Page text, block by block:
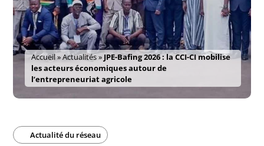
Accueil»Actualités» JPE-Bafing 2026 : la CCI-CI mobilise
les acteurs économiques autour de
l’entrepreneuriat agricole
Actualité du réseau